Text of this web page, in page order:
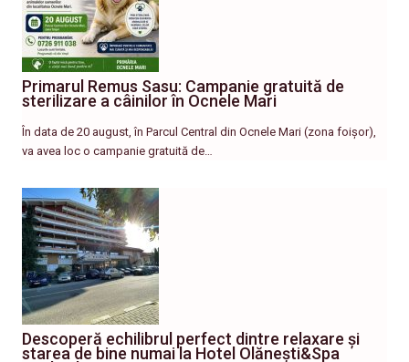
Primarul Remus Sasu: Campanie gratuită de
sterilizare a câinilor în Ocnele Mari
În data de 20 august, în Parcul Central din Ocnele Mari (zona foișor),
va avea loc o campanie gratuită de…
Descoperă echilibrul perfect dintre relaxare și
starea de bine numai la Hotel Olănești&Spa